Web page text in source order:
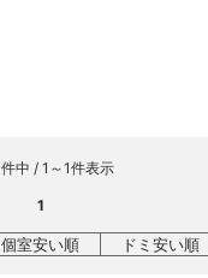
件中 / 1～1件表示
1
個室安い順 ドミ安い順